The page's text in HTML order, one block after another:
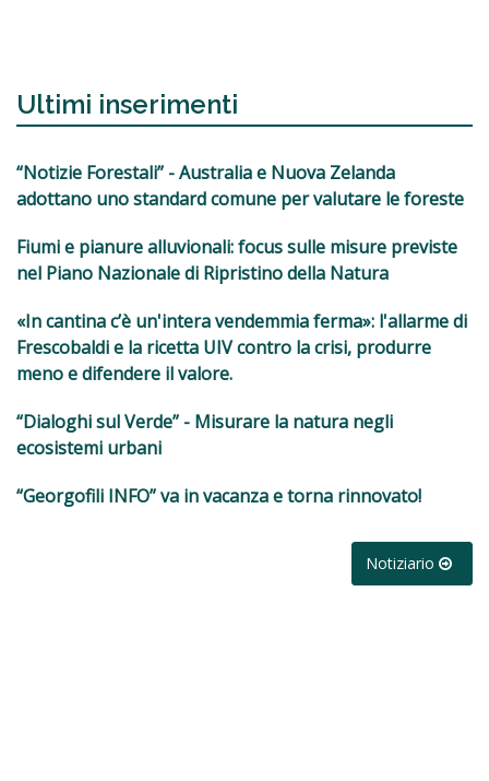
Ultimi inserimenti
“Notizie Forestali” - Australia e Nuova Zelanda
adottano uno standard comune per valutare le foreste
Fiumi e pianure alluvionali: focus sulle misure previste
nel Piano Nazionale di Ripristino della Natura
«In cantina c’è un'intera vendemmia ferma»: l'allarme di
Frescobaldi e la ricetta UIV contro la crisi, produrre
meno e difendere il valore.
“Dialoghi sul Verde” - Misurare la natura negli
ecosistemi urbani
“Georgofili INFO” va in vacanza e torna rinnovato!
Notiziario